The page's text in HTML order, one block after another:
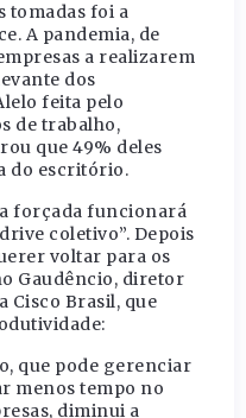
tomadas foi a
A pandemia, de
a realizarem
dos
feita pelo
de trabalho,
que 49% deles
do escritório.
forçada funcionará
coletivo”. Depois
voltar para os
Gaudêncio, diretor
Cisco Brasil, que
que pode gerenciar
menos tempo no
diminui a